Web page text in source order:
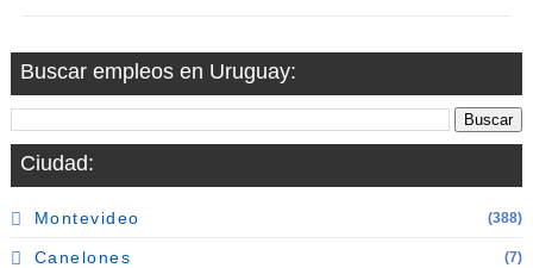
Buscar empleos en Uruguay:
Ciudad:
Montevideo (388)
Canelones (7)